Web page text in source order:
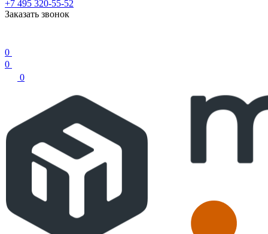
+7 495 320-55-52
Заказать звонок
0
0
0